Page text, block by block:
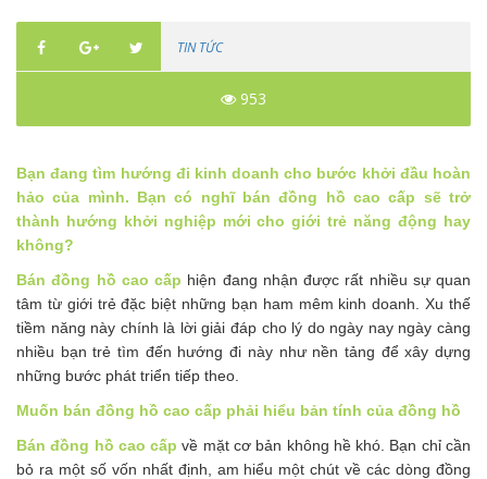
TIN TỨC
953
Bạn đang tìm hướng đi kinh doanh cho bước khởi đầu hoàn
hảo của mình. Bạn có nghĩ bán đồng hồ cao cấp sẽ trở
thành hướng khởi nghiệp mới cho giới trẻ năng động hay
không?
Bán đồng hồ cao cấp hiện đang nhận được rất nhiều sự quan
tâm từ giới trẻ đặc biệt những bạn ham mêm kinh doanh. Xu thế
tiềm năng này chính là lời giải đáp cho lý do ngày nay ngày càng
nhiều bạn trẻ tìm đến hướng đi này như nền tảng để xây dựng
những bước phát triển tiếp theo.
Muốn bán đồng hồ cao cấp phải hiểu bản tính của đồng hồ
Bán đồng hồ cao cấp về mặt cơ bản không hề khó. Bạn chỉ cần
bỏ ra một số vốn nhất định, am hiểu một chút về các dòng đồng